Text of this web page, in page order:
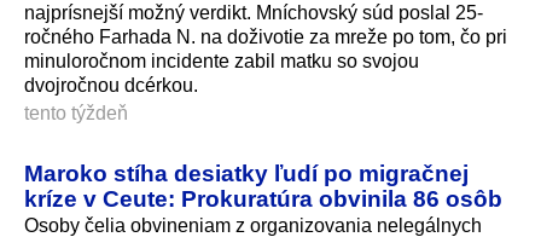
najprísnejší možný verdikt. Mníchovský súd poslal 25-
ročného Farhada N. na doživotie za mreže po tom, čo pri
minuloročnom incidente zabil matku so svojou
dvojročnou dcérkou.
tento týždeň
Maroko stíha desiatky ľudí po migračnej
kríze v Ceute: Prokuratúra obvinila 86 osôb
Osoby čelia obvineniam z organizovania nelegálnych